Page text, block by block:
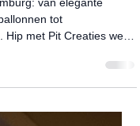
huwelijk in
een zaal een
van elegante
met Pit Creaties werkt